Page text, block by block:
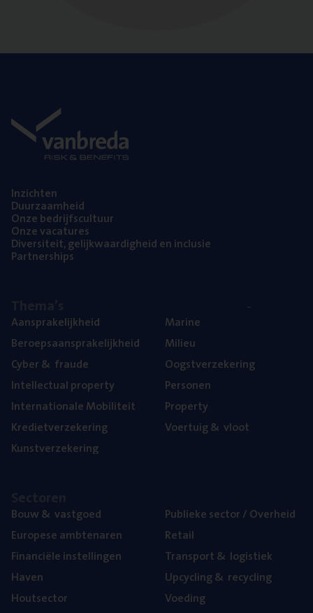
Inzich­ten
Duur­zaam­heid
Onze bedrijfs­cul­tuur
Onze vaca­tu­res
Diver­si­teit, gelijk­waar­dig­heid en inclusie
Part­ner­ships
Aan­spra­ke­lijk­heid
Beroeps­aan­spra­ke­lijk­heid
Cyber& fraude
Intel­lec­tu­al property
Inter­na­ti­o­na­le Mobiliteit
Kre­diet­ver­ze­ke­ring
Kunst­ver­ze­ke­ring
Mari­ne
Mili­eu
Oogst­ver­ze­ke­ring
Per­so­nen
Pro­per­ty
Voer­tuig& vloot
Bouw& vastgoed
Euro­pe­se ambtenaren
Finan­ci­ë­le instellingen
Haven
Hout­sec­tor
Publie­ke sec­tor / Overheid
Retail
Trans­port& logistiek
Upcy­cling& recycling
Voe­ding